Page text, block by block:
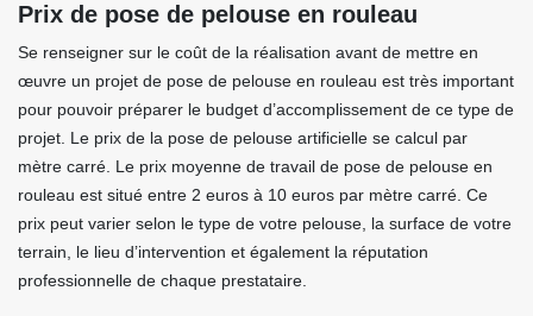
Prix de pose de pelouse en rouleau
Se renseigner sur le coût de la réalisation avant de mettre en
œuvre un projet de pose de pelouse en rouleau est très important
pour pouvoir préparer le budget d’accomplissement de ce type de
projet. Le prix de la pose de pelouse artificielle se calcul par
mètre carré. Le prix moyenne de travail de pose de pelouse en
rouleau est situé entre 2 euros à 10 euros par mètre carré. Ce
prix peut varier selon le type de votre pelouse, la surface de votre
terrain, le lieu d’intervention et également la réputation
professionnelle de chaque prestataire.